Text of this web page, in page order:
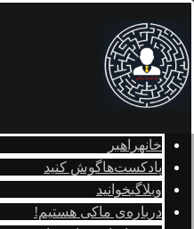
خانهراهبر
پادکست‌هاگوش کنید
وبلاگبخوانید
درباره‌ی ماکی هستیم!